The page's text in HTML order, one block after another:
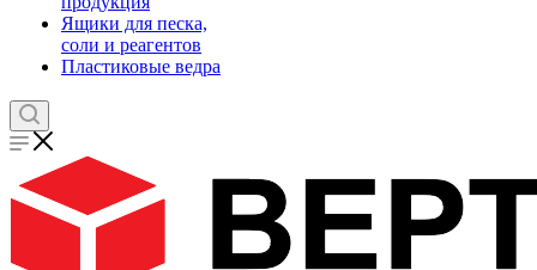
Ящики для песка,
соли и реагентов
Пластиковые ведра